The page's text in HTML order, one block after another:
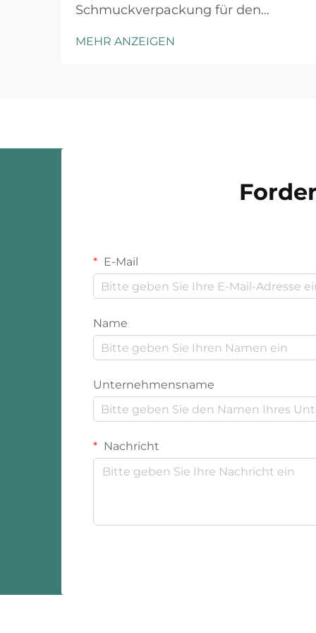
Schmuckverpackung für den
strategisches Verständnis der
MEHR ANZEIGEN
E-Mail
Name
Unternehmensname
Nachricht